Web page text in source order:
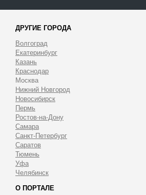
ДРУГИЕ ГОРОДА
Волгоград
Екатеринбург
Казань
Краснодар
Москва
Нижний Новгород
Новосибирск
Пермь
Ростов-на-Дону
Самара
Санкт-Петербург
Саратов
Тюмень
Уфа
Челябинск
О ПОРТАЛЕ